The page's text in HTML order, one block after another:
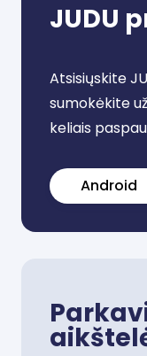
JUDU
Atsisiųskite
sumokėkite
keliais
Android